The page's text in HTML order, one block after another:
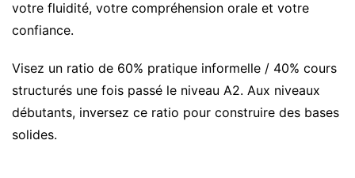
votre fluidité, votre compréhension orale et votre
confiance.
Visez un ratio de 60% pratique informelle / 40% cours
structurés une fois passé le niveau A2. Aux niveaux
débutants, inversez ce ratio pour construire des bases
solides.